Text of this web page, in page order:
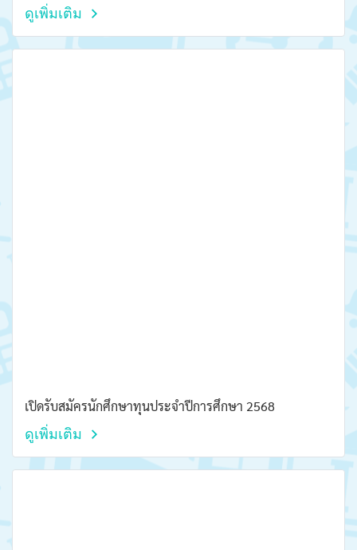
ดูเพิ่มเติม
เปิดรับสมัครนักศึกษาทุนประจำปีการศึกษา 2568
ดูเพิ่มเติม